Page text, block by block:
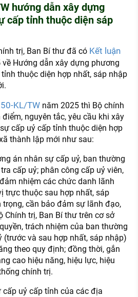
ĐỘI NGŨ
hướng dẫn xây dựng
cấp tỉnh thuộc diện sáp
trị, Ban Bí thư đã có Kết luận
Hướng dẫn xây dựng phương
thuộc diện hợp nhất, sáp nhập
KL/TWnăm 2025 thì Bộ chính
nguyên tắc, yêu cầu khi xây
cấp uỷ cấp tỉnh thuộc diện hợp
thành lập mới như sau:
án nhân sự cấp uỷ, ban thường
cấp uỷ; phân công cấp uỷ viên,
nhiệm các chức danh lãnh
trực thuộc sau hợp nhất, sáp
trọng, cần bảo đảm sự lãnh đạo,
Chính trị, Ban Bí thư trên cơ sở
trách nhiệm của ban thường
(trước và sau hợp nhất, sáp nhập)
theo quy định; đồng thời, gắn
cao hiệu năng, hiệu lực, hiệu
chính trị.
uỷ cấp tỉnh của các địa